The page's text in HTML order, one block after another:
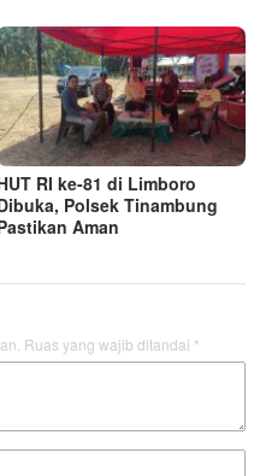
RI ke-81 di Limboro
Polsek Tinambung
Aman
Ruas yang wajib ditandai *